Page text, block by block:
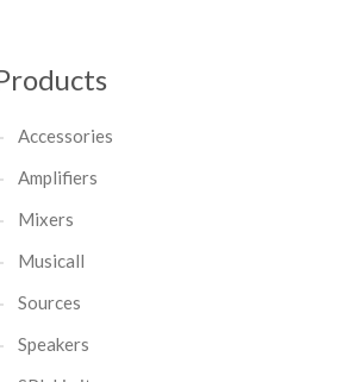
Accessories
Amplifiers
Mixers
Musicall
Sources
Speakers